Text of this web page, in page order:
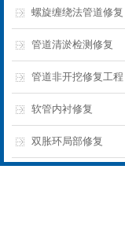
螺旋缠绕法管道修复
管道清淤检测修复
管道非开挖修复工程
软管内衬修复
双胀环局部修复